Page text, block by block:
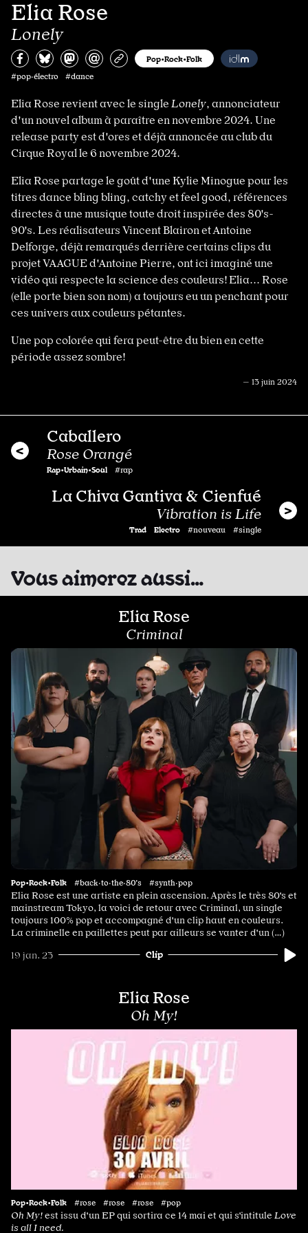
Elia Rose
Lonely
Partagez sur Facebook
Partager sur Bluesky
Partager sur Mastodon
Partagez par e-mail
Copiez l’urlPop•Rock•Folk
#pop·électro #dance
Elia Rose revient avec le single Lonely, annonciateur
d'un nouvel album à paraître en novembre 2024. Une
release party est d'ores et déjà annoncée au club du
Cirque Royal le 6 novembre 2024.
Elia Rose partage le goût d'une Kylie Minogue pour les
titres dance bling bling, catchy et feel good, références
directes à une musique toute droit inspirée des 80's-
90's. Les réalisateurs Vincent Blairon et Antoine
Delforge, déjà remarqués derrière certains clips du
projet VAAGUE d'Antoine Pierre, ont ici imaginé une
vidéo qui respecte la science des couleurs! Elia... Rose
(elle porte bien son nom) a toujours eu un penchant pour
ces univers aux couleurs pétantes.
Une pop colorée qui fera peut-être du bien en cette
période assez sombre!
— 13 juin 2024
Caballero
Rose Orangé
Rap•Urbain•Soul #rap
La Chiva Gantiva & Cienfué
Vibration is Life
Trad Electro #nouveau #single
Vous aimerez aussi…
Elia Rose
Criminal
Pop•Rock•Folk #back·to·the·80's #synth·pop
Elia Rose est une artiste en plein ascension. Après le très 80's et
mainstream Tokyo, la voici de retour avec Criminal, un single
toujours 100% pop et accompagné d'un clip haut en couleurs.
La criminelle en paillettes peut par ailleurs se vanter d'un (…)
19 jan. 23 Clip
Elia Rose
Oh My!
Pop•Rock•Folk #rose #rose #rose #pop
Oh My!est issu d'un EP qui sortira ce 14 mai et qui s'intitule Love
is all I need.